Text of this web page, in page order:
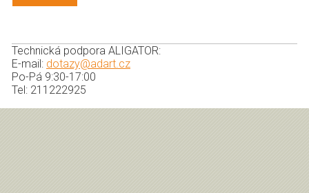
Technická podpora ALIGATOR:
E-mail: dotazy@adart.cz
Po-Pá 9:30-17:00
Tel: 211222925